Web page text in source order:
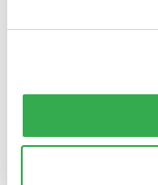
Blanche na útěku